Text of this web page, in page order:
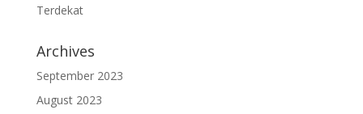
Terdekat
Archives
September 2023
August 2023